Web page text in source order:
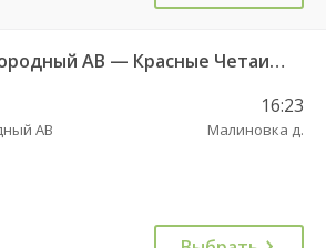
Чебоксары Пригородный АВ — Красные Четаи с. ДКП ч/з Аликово с. ДКП 753
АВ
16:23
Малиновка д.